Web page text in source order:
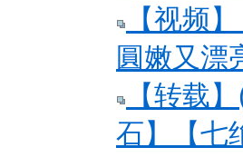
【视频
圓嫩又漂
【转载
石】【七